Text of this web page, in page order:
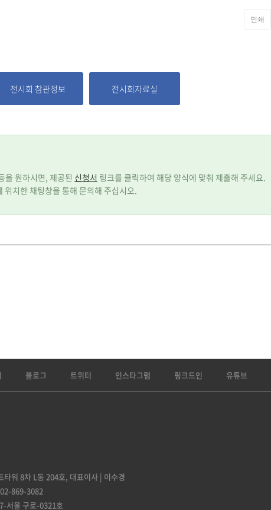
인쇄
전시회 참관정보 전시회자료실
을 원하시면, 제공된 신청서 링크를 클릭하여 해당 양식에 맞춰 제출해 주세요.
치한 채팅창을 통해 문의해 주십시오.
블로그 트위터 인스타그램 링크드인 유튜브
타워 8차 L동 204호, 대표이사 | 이수경
869-3082
서울 구로-0321호